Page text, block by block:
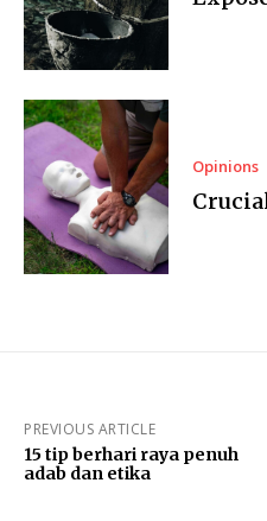
Opinions
PREVIOUS ARTICLE
15 tip berhari raya penuh
adab dan etika